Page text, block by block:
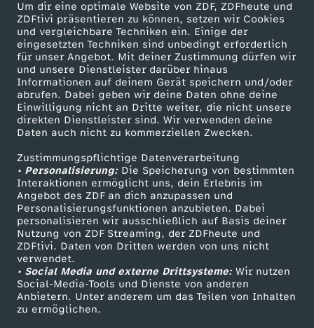
Um dir eine optimale Website von ZDF, ZDFheute und
ZDFtivi präsentieren zu können, setzen wir Cookies
und vergleichbare Techniken ein. Einige der
eingesetzten Techniken sind unbedingt erforderlich
für unser Angebot. Mit deiner Zustimmung dürfen wir
und unsere Dienstleister darüber hinaus
Informationen auf deinem Gerät speichern und/oder
abrufen. Dabei geben wir deine Daten ohne deine
Einwilligung nicht an Dritte weiter, die nicht unsere
direkten Dienstleister sind. Wir verwenden deine
Daten auch nicht zu kommerziellen Zwecken.
Zustimmungspflichtige Datenverarbeitung
• Personalisierung:Die Speicherung von bestimmten
Interaktionen ermöglicht uns, dein Erlebnis im
Angebot des ZDF an dich anzupassen und
Personalisierungsfunktionen anzubieten. Dabei
personalisieren wir ausschließlich auf Basis deiner
Nutzung von ZDF Streaming, der ZDFheute und
ZDFtivi. Daten von Dritten werden von uns nicht
verwendet.
• Social Media und externe Drittsysteme:Wir nutzen
Social-Media-Tools und Dienste von anderen
Anbietern. Unter anderem um das Teilen von Inhalten
zu ermöglichen.
Mehr ZDF
ZDF-Apps
Smart TV
ZDFtext
Livestreams
Sendungen A-Z
TV-Programm
Service
ZDFmitreden
Kontakt zum ZDF
Tickets
Zuschauerservice
Hilfe
ZDF Unternehmen
Karriere